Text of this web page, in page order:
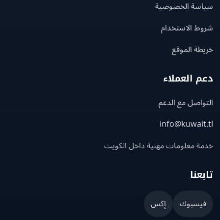
الخصوصية
الاستخدام
الموقع
العملاء
مع الدعم
معلومات مهنية داخل الكويت
إكس